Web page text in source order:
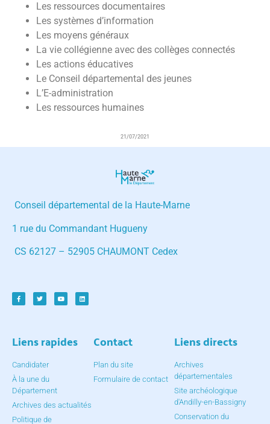
Les ressources documentaires
Les systèmes d’information
Les moyens généraux
La vie collégienne avec des collèges connectés
Les actions éducatives
Le Conseil départemental des jeunes
L’E-administration
Les ressources humaines
21/07/2021
Conseil départemental de la Haute-Marne
1 rue du Commandant Hugueny
CS 62127 – 52905 CHAUMONT Cedex
Liens rapides
Candidater
À la une du
Département
Archives des actualités
Politique de
Contact
Plan du site
Formulaire de contact
Liens directs
Archives
départementales
Site archéologique
d'Andilly-en-Bassigny
Conservation du